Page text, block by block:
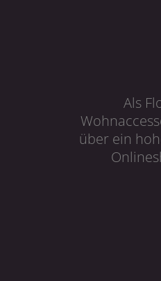
Als
über ein